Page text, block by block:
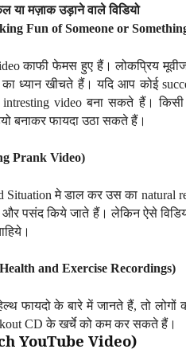
या मज़ाक उड़ाने वाले विडियो
Fun of Someone or
काफी फेमस हुए हैं। लोकप्रिय
ध्यान खीचते हैं। यदि आप कोई
video बना सकते हैं। किसी
बनाकर फायदा उठा सकते हैं।
Prank Video)
Situationमे डाल कर उस का natural
पसंद किये जाते हैं। लेकिन ऐसे
Health and Exercise Recordings)
फायदो के बारे में जानते हैं, तो
CD के खर्चे को कम कर सकते हैं ।
YouTube Video)